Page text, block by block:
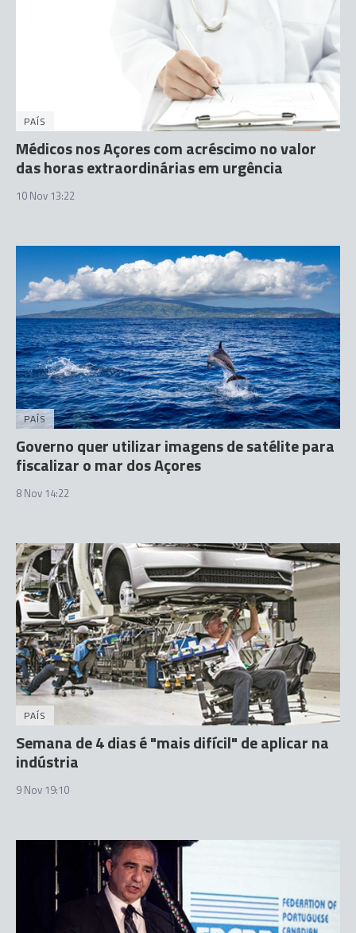
PAÍS
Médicos nos Açores com acréscimo no valor
das horas extraordinárias em urgência
10 Nov 13:22
PAÍS
Governo quer utilizar imagens de satélite para
fiscalizar o mar dos Açores
8 Nov 14:22
PAÍS
Semana de 4 dias é "mais difícil" de aplicar na
indústria
9 Nov 19:10